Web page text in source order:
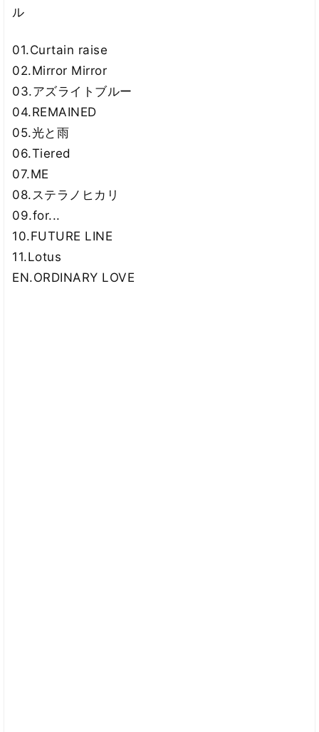
ル
01.Curtain raise
02.Mirror Mirror
03.アズライトブルー
04.REMAINED
05.光と雨
06.Tiered
07.ME
08.ステラノヒカリ
09.for...
10.FUTURE LINE
11.Lotus
EN.ORDINARY LOVE